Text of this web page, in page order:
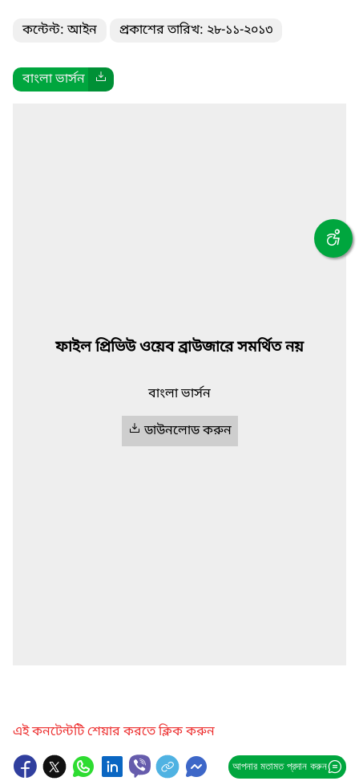
কন্টেন্ট: আইন প্রকাশের তারিখ: ২৮-১১-২০১৩
বাংলা ভার্সন
ফাইল প্রিভিউ ওয়েব ব্রাউজারে সমর্থিত নয়
বাংলা ভার্সন
ডাউনলোড করুন
এই কনটেন্টটি শেয়ার করতে ক্লিক করুন
আপনার মতামত প্রদান করুন